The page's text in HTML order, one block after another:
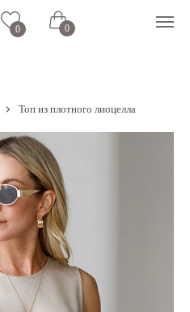
0 0
Топ из плотного лиоцелла